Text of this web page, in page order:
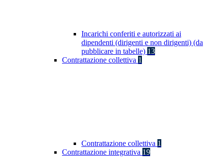
Incarichi conferiti e autorizzati ai
dipendenti (dirigenti e non dirigenti) (da
pubblicare in tabelle) 13
Contrattazione collettiva 1
Contrattazione collettiva 1
Contrattazione integrativa 19